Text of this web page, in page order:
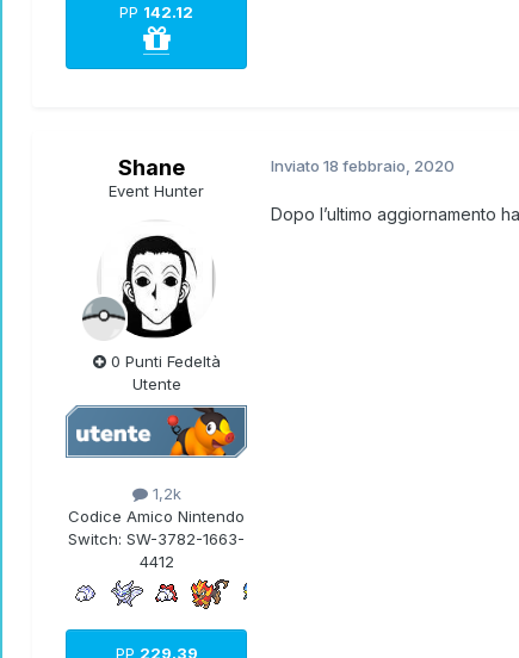
PP 142.12
Shane
Event Hunter
0 Punti Fedeltà
Utente
1,2k
Codice Amico Nintendo
Switch: SW-3782-1663-
4412
PP 229.39
Inviato 18 febbraio, 2020
Dopo l’ultimo aggiornamento